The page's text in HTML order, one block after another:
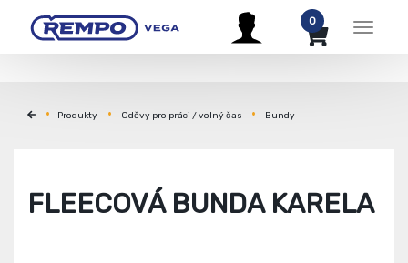
Menu
0
Produkty Oděvy pro práci / volný čas Bundy
FLEECOVÁ BUNDA KARELA